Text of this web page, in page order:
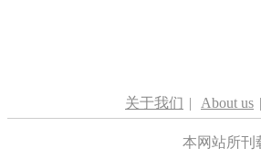
关于我们 | About us |
本网站所刊